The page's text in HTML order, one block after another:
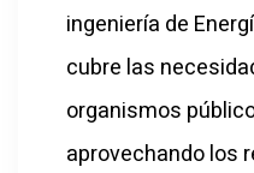
ingeniería de
cubre las
organismos
aprovechando los